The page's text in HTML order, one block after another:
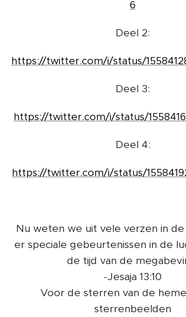
6
Deel 2:
https://twitter.com/i/status/
Deel 3:
https://twitter.com/i/status/
Deel 4:
https://twitter.com/i/status/
Nu weten we uit vele verzen in
er speciale gebeurtenissen in de
de tijd van de
-Jesaja 13:10
Voor de sterren van de
sterrenbeelden